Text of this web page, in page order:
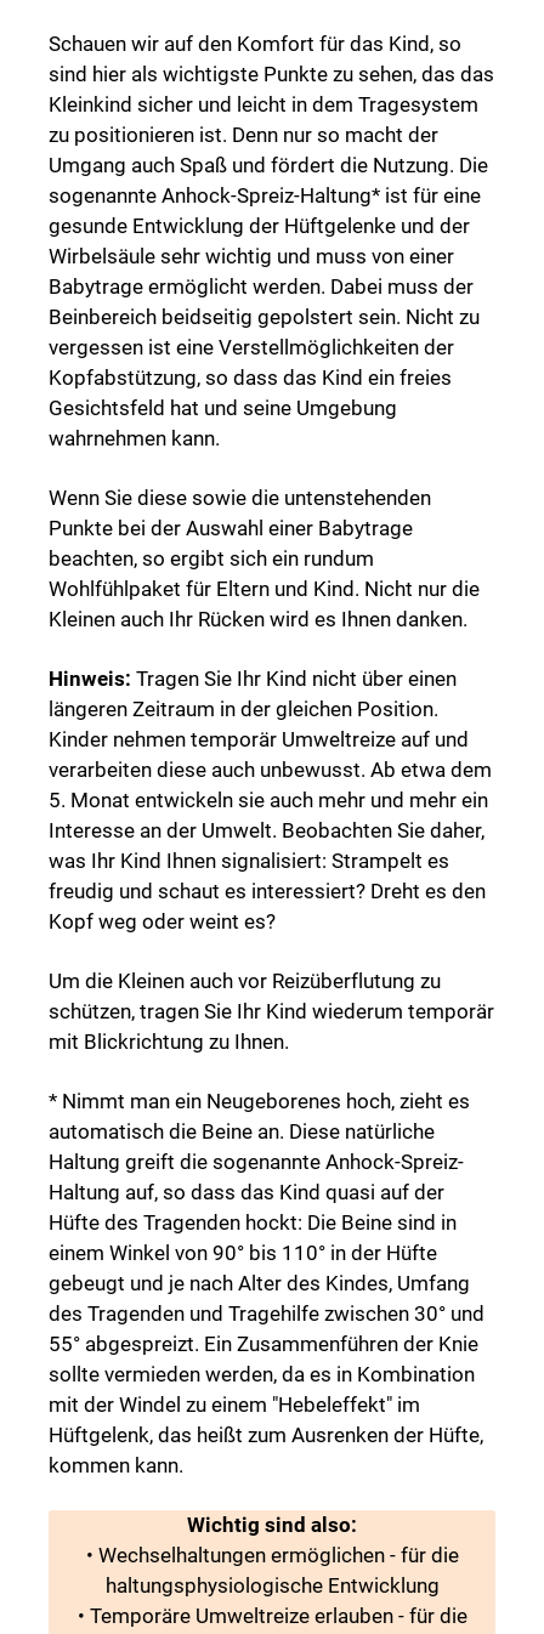
Schauen wir auf den Komfort für das Kind, so
sind hier als wichtigste Punkte zu sehen, das das
Kleinkind sicher und leicht in dem Tragesystem
zu positionieren ist. Denn nur so macht der
Umgang auch Spaß und fördert die Nutzung. Die
sogenannte Anhock-Spreiz-Haltung* ist für eine
gesunde Entwicklung der Hüftgelenke und der
Wirbelsäule sehr wichtig und muss von einer
Babytrage ermöglicht werden. Dabei muss der
Beinbereich beidseitig gepolstert sein. Nicht zu
vergessen ist eine Verstellmöglichkeiten der
Kopfabstützung, so dass das Kind ein freies
Gesichtsfeld hat und seine Umgebung
wahrnehmen kann.
Wenn Sie diese sowie die untenstehenden
Punkte bei der Auswahl einer Babytrage
beachten, so ergibt sich ein rundum
Wohlfühlpaket für Eltern und Kind. Nicht nur die
Kleinen auch Ihr Rücken wird es Ihnen danken.
Hinweis: Tragen Sie Ihr Kind nicht über einen
längeren Zeitraum in der gleichen Position.
Kinder nehmen temporär Umweltreize auf und
verarbeiten diese auch unbewusst. Ab etwa dem
5. Monat entwickeln sie auch mehr und mehr ein
Interesse an der Umwelt. Beobachten Sie daher,
was Ihr Kind Ihnen signalisiert: Strampelt es
freudig und schaut es interessiert? Dreht es den
Kopf weg oder weint es?
Um die Kleinen auch vor Reizüberflutung zu
schützen, tragen Sie Ihr Kind wiederum temporär
mit Blickrichtung zu Ihnen.
* Nimmt man ein Neugeborenes hoch, zieht es
automatisch die Beine an. Diese natürliche
Haltung greift die sogenannte Anhock-Spreiz-
Haltung auf, so dass das Kind quasi auf der
Hüfte des Tragenden hockt: Die Beine sind in
einem Winkel von 90° bis 110° in der Hüfte
gebeugt und je nach Alter des Kindes, Umfang
des Tragenden und Tragehilfe zwischen 30° und
55° abgespreizt. Ein Zusammenführen der Knie
sollte vermieden werden, da es in Kombination
mit der Windel zu einem "Hebeleffekt" im
Hüftgelenk, das heißt zum Ausrenken der Hüfte,
kommen kann.
Wichtig sind also:
• Wechselhaltungen ermöglichen - für die
haltungsphysiologische Entwicklung
• Temporäre Umweltreize erlauben - für die